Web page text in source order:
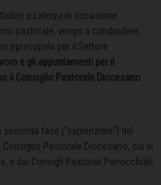
a Laterza in occasione
pastorale, vengo a condividere,
episcopale per il Settore
e gli appuntamenti per il
il Consiglio Pastorale Diocesano.
fase (“sapienziale”) del
Pastorale Diocesano, cui si
e dai Consigli Pastorali Parrocchiali,